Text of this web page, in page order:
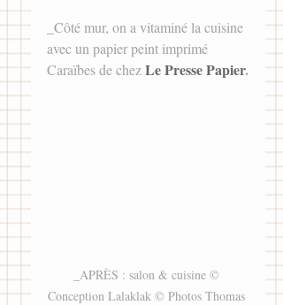
_Côté mur, on a vitaminé la cuisine
avec un papier peint imprimé
Caraïbes de chez Le Presse Papier.
_APRÈS : salon & cuisine ©
Conception Lalaklak © Photos Thomas